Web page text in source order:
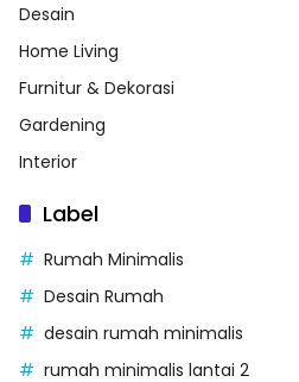
Desain
Home Living
Furnitur & Dekorasi
Gardening
Interior
Label
Rumah Minimalis
Desain Rumah
desain rumah minimalis
rumah minimalis lantai 2